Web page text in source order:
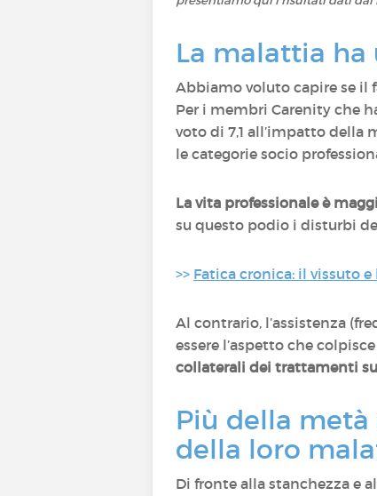
La malattia
Abbiamo voluto capire se il
Per i membri Carenity che
voto di 7,1 all’impatto della
le categorie socio
La vita professionale è
su questo podio i disturbi
>> Fatica cronica: il vissuto
Al contrario, l’assistenza
essere l’aspetto che
collaterali dei trattamenti
Più della
della loro
Di fronte alla stanchezza e